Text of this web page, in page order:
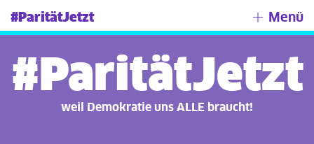
#ParitätJetzt Menü
#ParitätJetzt
weil Demokratie uns ALLE braucht!